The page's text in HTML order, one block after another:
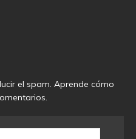
el spam. Aprende cómo
.